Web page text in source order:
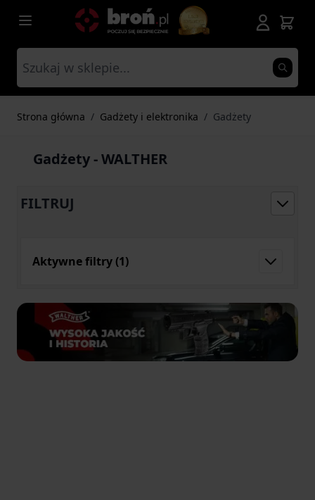
Przejdź do treści
Strona główna / Gadżety i elektronika / Gadżety
Gadżety - WALTHER
FILTRUJ
Aktywne filtry (1)